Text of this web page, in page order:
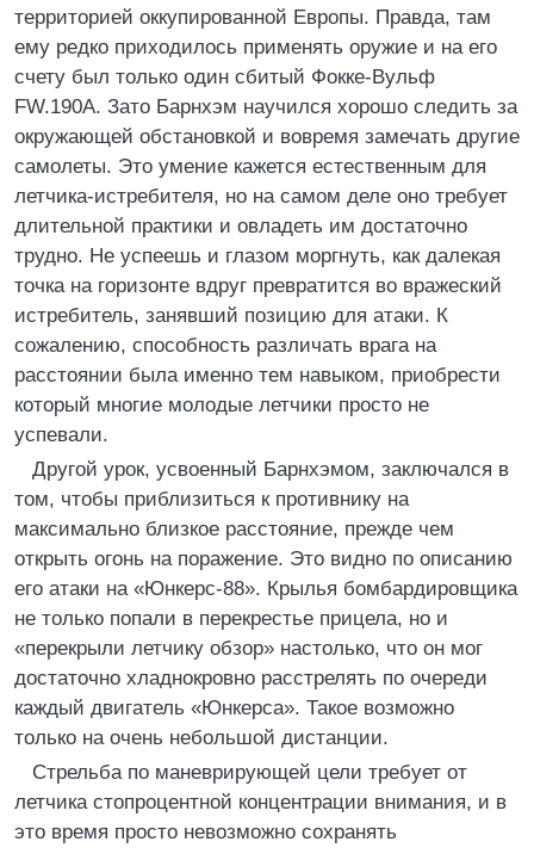
территорией оккупированной Европы. Правда, там
ему редко приходилось применять оружие и на его
счету был только один сбитый Фокке-Вульф
FW.190A. Зато Барнхэм научился хорошо следить за
окружающей обстановкой и вовремя замечать другие
самолеты. Это умение кажется естественным для
летчика-истребителя, но на самом деле оно требует
длительной практики и овладеть им достаточно
трудно. Не успеешь и глазом моргнуть, как далекая
точка на горизонте вдруг превратится во вражеский
истребитель, занявший позицию для атаки. К
сожалению, способность различать врага на
расстоянии была именно тем навыком, приобрести
который многие молодые летчики просто не
успевали.
Другой урок, усвоенный Барнхэмом, заключался в
том, чтобы приблизиться к противнику на
максимально близкое расстояние, прежде чем
открыть огонь на поражение. Это видно по описанию
его атаки на «Юнкерс-88». Крылья бомбардировщика
не только попали в перекрестье прицела, но и
«перекрыли летчику обзор» настолько, что он мог
достаточно хладнокровно расстрелять по очереди
каждый двигатель «Юнкерса». Такое возможно
только на очень небольшой дистанции.
Стрельба по маневрирующей цели требует от
летчика стопроцентной концентрации внимания, и в
это время просто невозможно сохранять